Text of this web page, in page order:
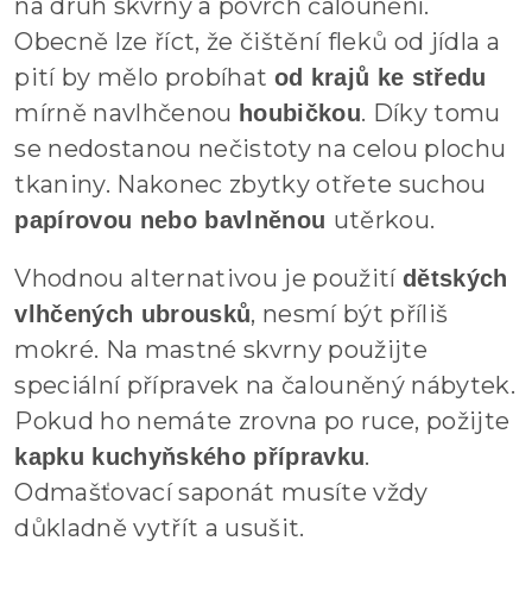
na druh skvrny a povrch čalounění.
Obecně lze říct, že čištění fleků od jídla a
pití by mělo probíhat od krajů ke středu
mírně navlhčenou houbičkou. Díky tomu
se nedostanou nečistoty na celou plochu
tkaniny. Nakonec zbytky otřete suchou
papírovou nebo bavlněnou utěrkou.
Vhodnou alternativou je použití dětských
vlhčených ubrousků, nesmí být příliš
mokré. Na mastné skvrny použijte
speciální přípravek na čalouněný nábytek.
Pokud ho nemáte zrovna po ruce, požijte
kapku kuchyňského přípravku.
Odmašťovací saponát musíte vždy
důkladně vytřít a usušit.